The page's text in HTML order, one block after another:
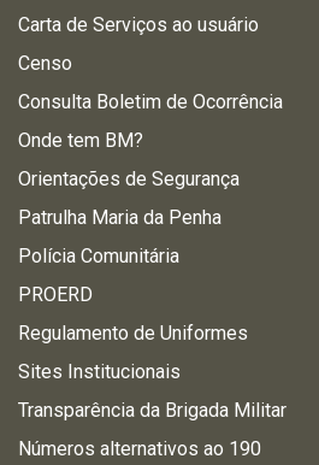
Carta de Serviços ao usuário
Censo
Consulta Boletim de Ocorrência
Onde tem BM?
Orientações de Segurança
Patrulha Maria da Penha
Polícia Comunitária
PROERD
Regulamento de Uniformes
Sites Institucionais
Transparência da Brigada Militar
Números alternativos ao 190